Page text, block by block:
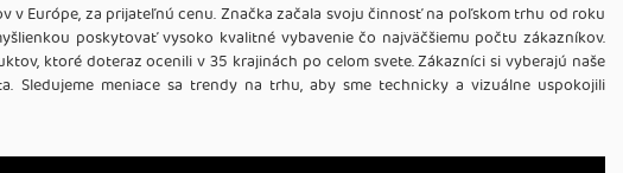
Európe, za prijateľnú cenu. Značka začala svoju činnosť na poľskom trhu od roku
poskytovať vysoko kvalitné vybavenie čo najväčšiemu počtu zákazníkov.
ktoré doteraz ocenili v 35 krajinách po celom svete. Zákazníci si vyberajú naše
meniace sa trendy na trhu, aby sme technicky a vizuálne uspokojili